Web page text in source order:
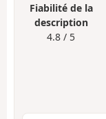
Fiabilité de la
description
4.8 / 5